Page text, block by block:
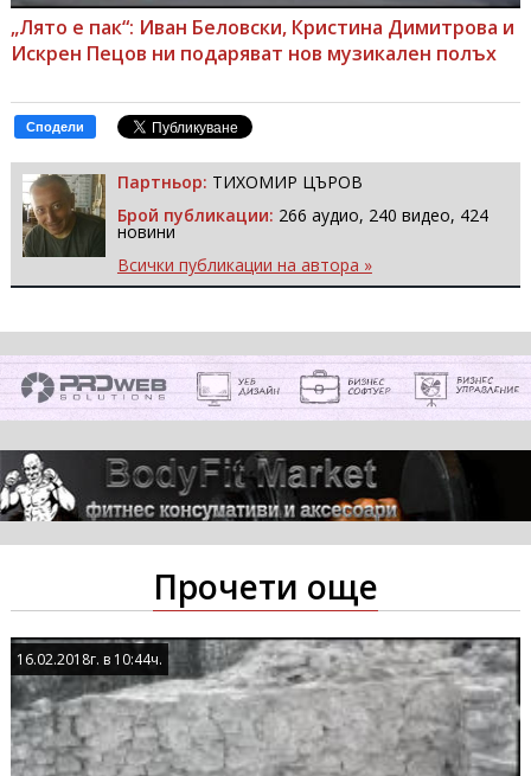
„Лято е пак“: Иван Беловски, Кристина Димитрова и
Искрен Пецов ни подаряват нов музикален полъх
Сподели
Партньор: ТИХОМИР ЦЪРОВ
Брой публикации: 266 аудио, 240 видео, 424
новини
Всички публикации на автора »
Прочети още
16.02.2018г. в 10:44ч.
16.02.2018г. в 10:44ч.